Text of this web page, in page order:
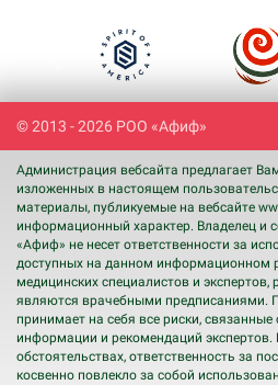
© 2013 - 2026 РОО «Афиф»
Администрация вебсайта предлагает
изложенных в настоящем
материалы, публикуемые на вебсайте
информационный характер. Владелец и
«Афиф» не несет ответственности за
доступных на данном информационном
медицинских специалистов и
являются врачебными предписаниями.
принимает на себя все риски,
информации и рекомендаций экспертов.
обстоятельствах, ответственность за
косвенно повлекло за собой